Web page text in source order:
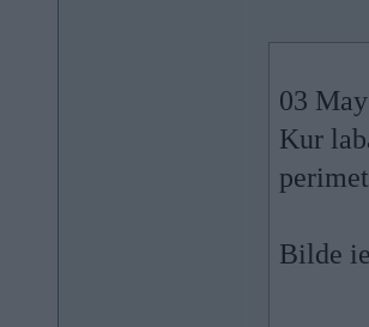
03
Kur
Bilde